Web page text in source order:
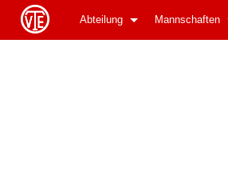
Abteilung Mannschaften